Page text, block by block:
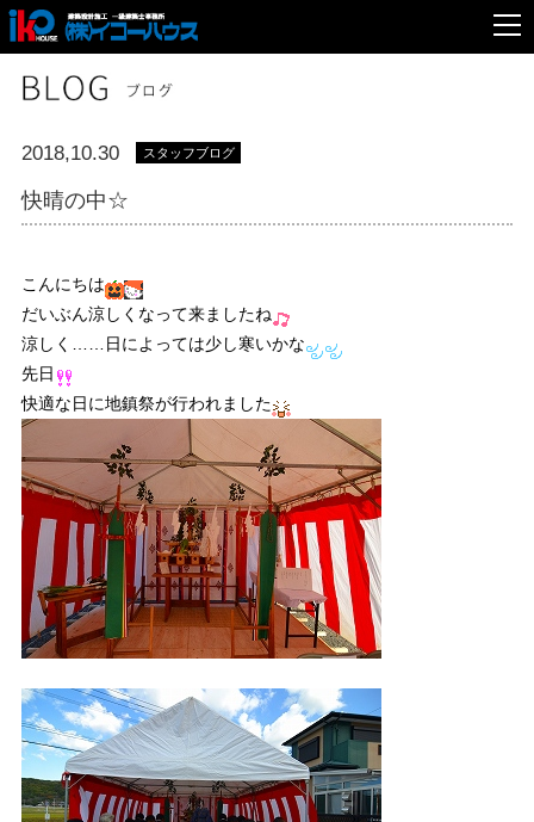
2018,10.30 スタッフブログ
快晴の中☆
こんにちは
だいぶん涼しくなって来ましたね
涼しく……日によっては少し寒いかな
先日
快適な日に地鎮祭が行われました